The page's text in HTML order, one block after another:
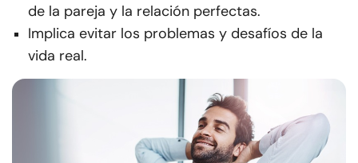
de la pareja y la relación perfectas.
Implica evitar los problemas y desafíos de la
vida real.